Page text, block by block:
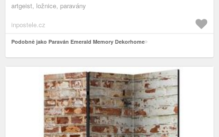
artgeist, ložnice, paravány
inpostele.cz
Podobně jako Paraván Emerald Memory Dekorhome